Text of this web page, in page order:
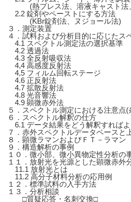
(熱プレス法、溶液キャスト法
2.2 錠剤やペーストにする方法
(KBr錠剤法、ヌジョール法)
３．測定装置
４．試料および分析目的に応じたス
4.1 スペクトル測定法の選択基準
4.2 透過法
4.3 全反射吸収法
4,4 高感度反射法
4,5 フィルム回転ステージ
4.6 正反射法
4.7 拡散反射法
4.8 光音響法
4.9 顕微赤外法
５．スペクトル測定における注意点
６．スペクトル解釈の仕方
6.1 データ結果をどう解釈すれば
７．赤外スペクトルデータベースと
８．顕微ラマンおよびＦＴ－ラマン
９．構造解析の事例
１０．微小部、微小異物定性分析の
１１．放射光を光源とした顕微赤外
11.1 放射光とは
11.2 高分子材料分析の応用例
１２．標準試料の入手方法
１３．分析相談
□質疑応答・名刺交換□